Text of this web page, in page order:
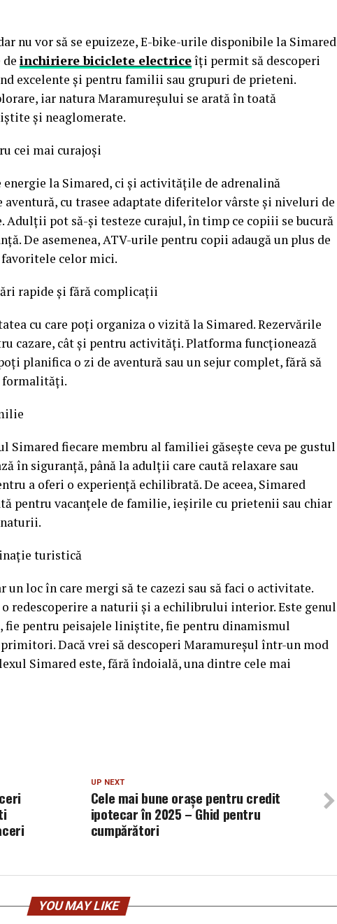
nu vor să se epuizeze, E-bike-urile disponibile la Simared
inchiriere biciclete electriceîți permit să descoperi
excelente și pentru familii sau grupuri de prieteni.
iar natura Maramureșului se arată în toată
și neaglomerate.
cei mai curajoși
la Simared, ci și activitățile de adrenalină
aventură, cu trasee adaptate diferitelor vârste și niveluri de
Adulții pot să-și testeze curajul, în timp ce copiii se bucură
De asemenea, ATV-urile pentru copii adaugă un plus de
celor mici.
rapide și fără complicații
cu care poți organiza o vizită la Simared. Rezervările
cazare, cât și pentru activități. Platforma funcționează
planifica o zi de aventură sau un sejur complet, fără să
formalități.
Simared fiecare membru al familiei găsește ceva pe gustul
în siguranță, până la adulții care caută relaxare sau
a oferi o experiență echilibrată. De aceea, Simared
pentru vacanțele de familie, ieșirile cu prietenii sau chiar
turistică
loc în care mergi să te cazezi sau să faci o activitate.
redescoperire a naturii și a echilibrului interior. Este genul
fie pentru peisajele liniștite, fie pentru dinamismul
Dacă vrei să descoperi Maramureșul într-un mod
Simared este, fără îndoială, una dintre cele mai
UP NEXT
Cele mai bune orașe pentru credit
ipotecar în 2025 – Ghid pentru
cumpărători
YOU MAY LIKE